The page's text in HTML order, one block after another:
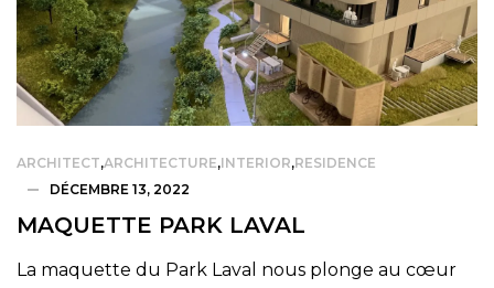
ARCHITECT,ARCHITECTURE,INTERIOR,RESIDENCE
DÉCEMBRE 13, 2022
MAQUETTE PARK LAVAL
La maquette du Park Laval nous plonge au cœur